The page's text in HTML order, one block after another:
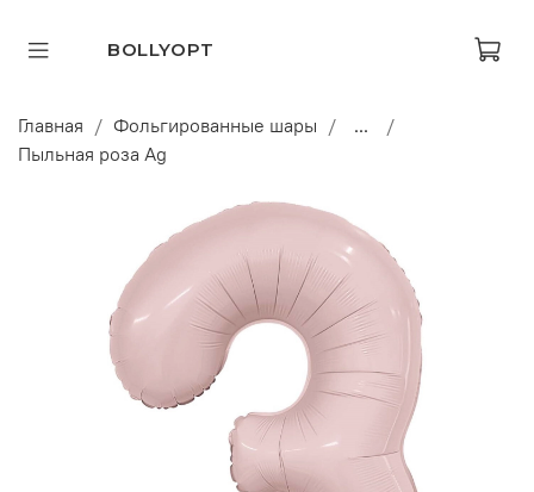
BOLLYOPT
Главная Фольгированные шары
...
Пыльная роза Ag